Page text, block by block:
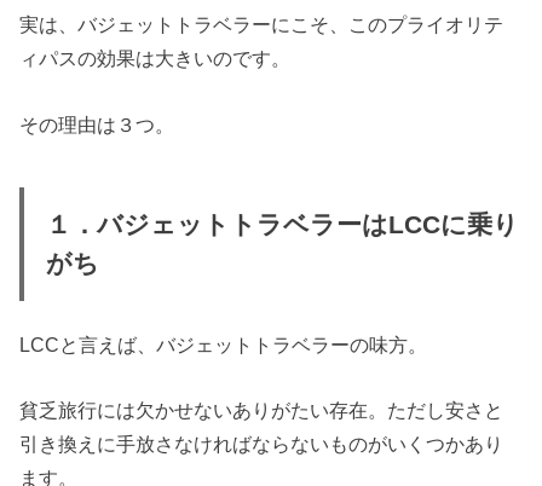
実は、バジェットトラベラーにこそ、このプライオリテ
ィパスの効果は大きいのです。
その理由は３つ。
１．バジェットトラベラーはLCCに乗り
がち
LCCと言えば、バジェットトラベラーの味方。
貧乏旅行には欠かせないありがたい存在。ただし安さと
引き換えに手放さなければならないものがいくつかあり
ます。